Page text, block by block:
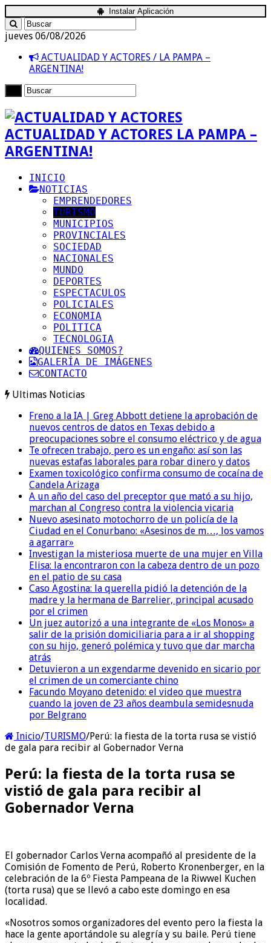
Instalar Aplicación
jueves 06/08/2026
ACTUALIDAD Y ACTORES / LA PAMPA –
ARGENTINA!
ACTUALIDAD Y ACTORES LA PAMPA –
ARGENTINA!
INICIO
NOTICIAS
EMPRENDEDORES
TURISMO
MUNICIPIOS
PROVINCIALES
SOCIEDAD
NACIONALES
MUNDO
DEPORTES
ESPECTACULOS
POLICIALES
ECONOMIA
POLITICA
TECNOLOGIA
QUIENES SOMOS?
GALERÍA DE IMÁGENES
CONTACTO
Ultimas Noticias
Freno a la IA | Greg Abbott detiene la aprobación de
nuevos centros de datos en Texas debido a
preocupaciones sobre el consumo eléctrico y de agua
Te ofrecen trabajo, pero es un engaño: así son las
nuevas estafas laborales para robar dinero y datos
Examen toxicológico confirma consumo de cocaína de
Candela Arizaga
A un año del caso del preceptor que mató a su hijo,
marchan al Congreso contra la violencia vicaria
Nuevo asesinato motochorro de un policía de la
Ciudad en el Conurbano: «Asesinos de m…, los vamos
a agarrar»
Investigan la misteriosa muerte de una mujer en Villa
Elisa: la encontraron con la cabeza dentro de un pozo
en el patio de su casa
Caso Agostina: la querella pidió la detención de la
madre y la hermana de Barrelier, principal acusado
por el crimen
Un juez autorizó a una integrante de «Los Monos» a
salir de la prisión domiciliaria para a ir al shopping
con su hijo, generó polémica y tuvo que dar marcha
atrás
Detuvieron a un exgendarme devenido en sicario por
el crimen de un comerciante chino
Facundo Moyano detenido: el video que muestra
cuando la joven de 23 años deambula semidesnuda
por Belgrano
Inicio/TURISMO/Perú: la fiesta de la torta rusa se vistió
de gala para recibir al Gobernador Verna
Perú: la fiesta de la torta rusa se
vistió de gala para recibir al
Gobernador Verna
El gobernador Carlos Verna acompañó al presidente de la
Comisión de Fomento de Perú, Roberto Kronenberger, en la
celebración de la 6º Fiesta Pampeana de la Riwwel Kuchen
(torta rusa) que se llevó a cabo este domingo en esa
localidad.
«Nosotros somos organizadores del evento pero la fiesta la
hace la gente aportándole su alegría y su baile. Perú tiene